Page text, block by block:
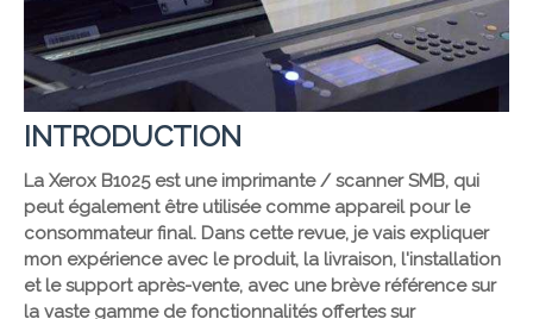
INTRODUCTION
La Xerox B1025 est une imprimante / scanner SMB, qui
peut également être utilisée comme appareil pour le
consommateur final. Dans cette revue, je vais expliquer
mon expérience avec le produit, la livraison, l'installation
et le support après-vente, avec une brève référence sur
la vaste gamme de fonctionnalités offertes sur